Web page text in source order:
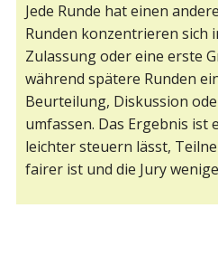
Jede Runde hat einen
Runden konzentrieren sich
Zulassung oder eine erste
während spätere Runden
Beurteilung, Diskussion
umfassen. Das Ergebnis ist
leichter steuern lässt,
fairer ist und die Jury